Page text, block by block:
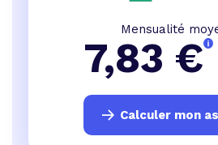
Mensualité
7,83 €
Calculer mon